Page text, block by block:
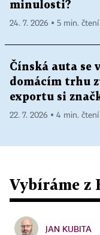
minulosti?
24. 7. 2026 ▪ 5 min. čtení
Čínská auta se
domácím trhu
exportu si
22. 7. 2026 ▪ 4 min. čtení
Vybíráme z
JAN KUBITA